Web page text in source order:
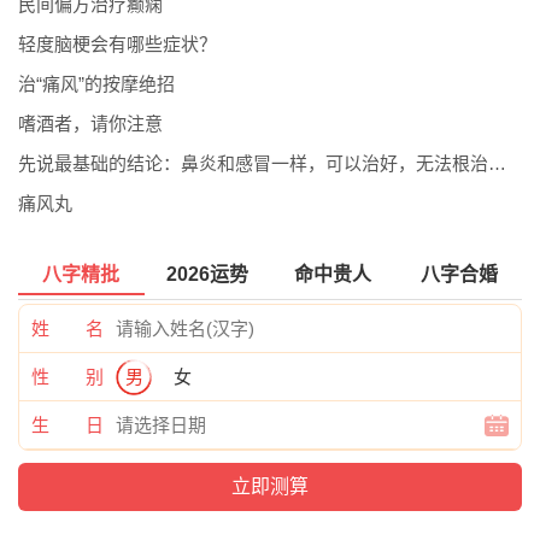
轻度脑梗会有哪些症状？
­治“痛风”的按摩绝招
嗜酒者，请你注意
先说最基础的结论：鼻炎和感冒一样，可以治好，无法根治，可以预防。预防得好
痛风丸
八字精批 2026运势 命中贵人 八字合婚
姓 名
性 别 男 女
生 日